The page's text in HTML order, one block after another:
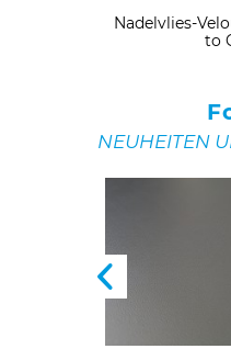
Nadelvlies-
to
NEUHEITEN